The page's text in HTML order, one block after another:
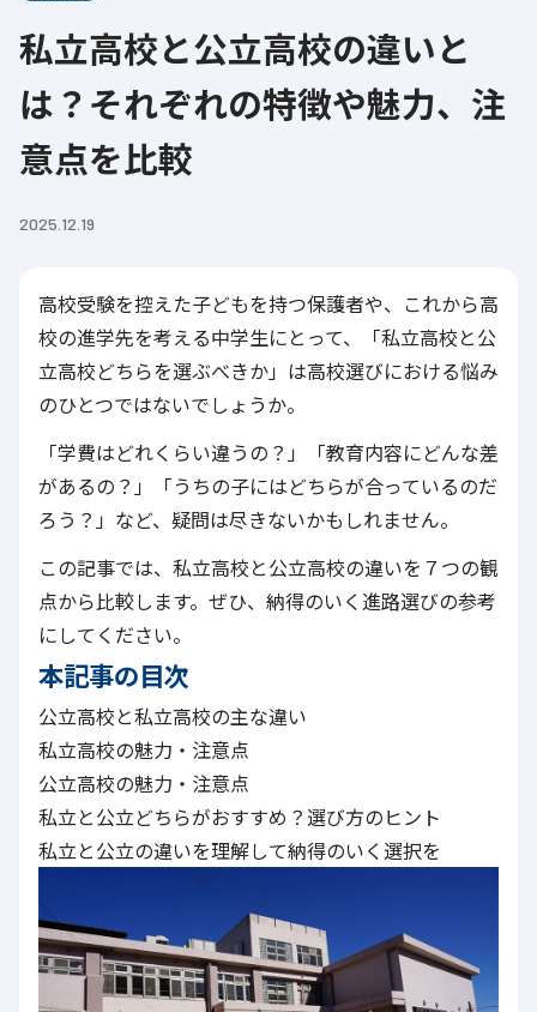
私立高校と公立高校の違いと
は？それぞれの特徴や魅力、注
意点を比較
2025.12.19
高校受験を控えた子どもを持つ保護者や、これから高
校の進学先を考える中学生にとって、「私立高校と公
立高校どちらを選ぶべきか」は高校選びにおける悩み
のひとつではないでしょうか。
「学費はどれくらい違うの？」「教育内容にどんな差
があるの？」「うちの子にはどちらが合っているのだ
ろう？」など、疑問は尽きないかもしれません。
この記事では、私立高校と公立高校の違いを７つの観
点から比較します。ぜひ、納得のいく進路選びの参考
にしてください。
本記事の目次
公立高校と私立高校の主な違い
私立高校の魅力・注意点
公立高校の魅力・注意点
私立と公立どちらがおすすめ？選び方のヒント
私立と公立の違いを理解して納得のいく選択を